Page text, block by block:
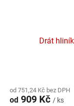
Drát
produktu
je
od 751,24 Kč bez DPH
od 909 Kč / ks